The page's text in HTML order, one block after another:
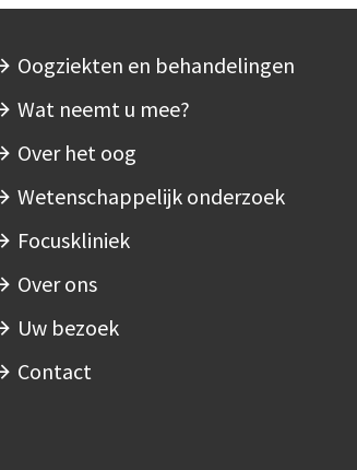
Hoofdnavigatie
Oogziekten en behandelingen
Wat neemt u mee?
Over het oog
Wetenschappelijk onderzoek
Focuskliniek
Over ons
Uw bezoek
Contact